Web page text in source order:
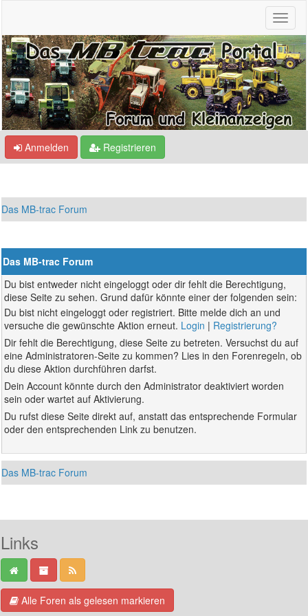
Anmelden Registrieren
Das MB-trac Forum
Das MB-trac Forum
Du bist entweder nicht eingeloggt oder dir fehlt die Berechtigung,
diese Seite zu sehen. Grund dafür könnte einer der folgenden sein:
Du bist nicht eingeloggt oder registriert. Bitte melde dich an und
versuche die gewünschte Aktion erneut. Login | Registrierung?
Dir fehlt die Berechtigung, diese Seite zu betreten. Versuchst du auf
eine Administratoren-Seite zu kommen? Lies in den Forenregeln, ob
du diese Aktion durchführen darfst.
Dein Account könnte durch den Administrator deaktiviert worden
sein oder wartet auf Aktivierung.
Du rufst diese Seite direkt auf, anstatt das entsprechende Formular
oder den entsprechenden Link zu benutzen.
Das MB-trac Forum
Links
Alle Foren als gelesen markieren